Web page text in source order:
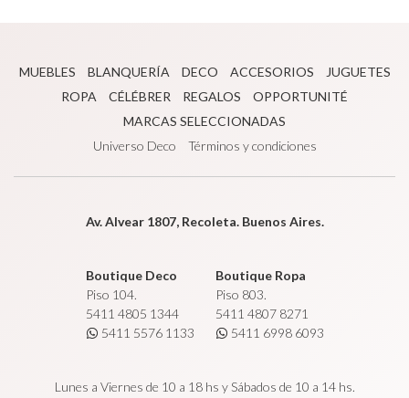
MUEBLES BLANQUERÍA DECO ACCESORIOS
JUGUETES
ROPA
CÉLÉBRER REGALOS
OPPORTUNITÉ
MARCAS SELECCIONADAS
Universo Deco
Términos y condiciones
Av. Alvear 1807, Recoleta. Buenos Aires.
Boutique Deco
Piso 104.
5411 4805 1344
5411 5576 1133
Boutique Ropa
Piso 803.
5411 4807 8271
5411 6998 6093
Lunes a Viernes de 10 a 18 hs y Sábados de 10 a 14 hs.